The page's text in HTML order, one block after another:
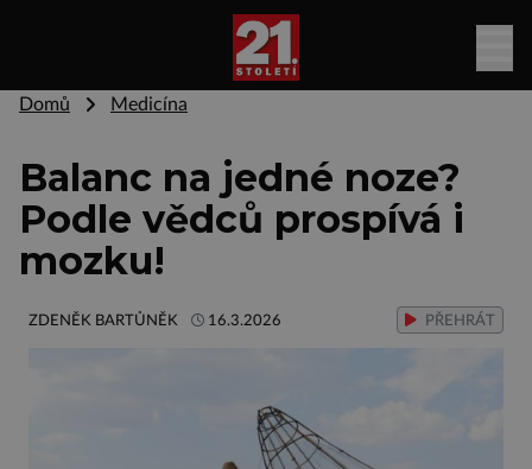
Domů Medicína
Balanc na jedné noze?
Podle vědců prospívá i
mozku!
ZDENĚK BARTŮNĚK 16.3.2026 PŘEHRÁT